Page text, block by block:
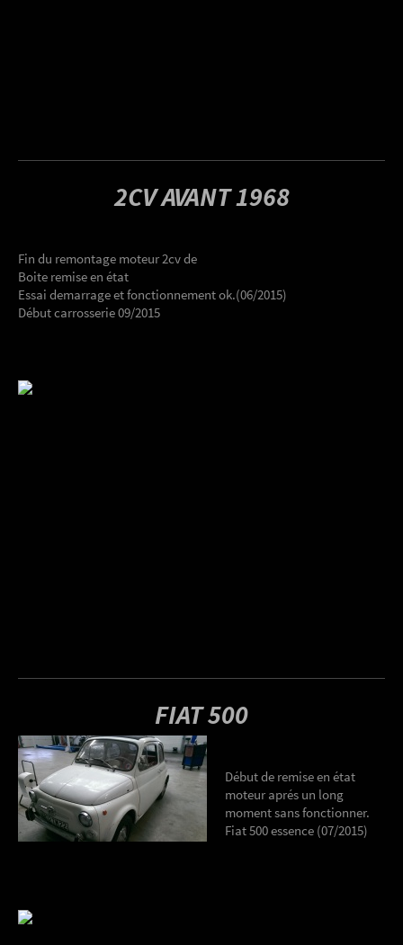
2CV AVANT 1968
Fin du remontage moteur 2cv de
Boite remise en état
Essai demarrage et fonctionnement ok.(06/2015)
Début carrosserie 09/2015
FIAT 500
Début de remise en état
moteur aprés un long
moment sans fonctionner.
Fiat 500 essence (07/2015)